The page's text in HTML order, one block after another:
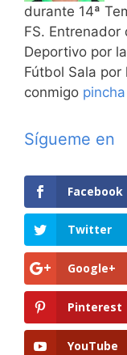
durante 14ª
FS. Entrenador
Deportivo por
Fútbol Sala por
conmigo
Sígueme en
Facebook
Twitter
Google+
Pinterest
YouTube